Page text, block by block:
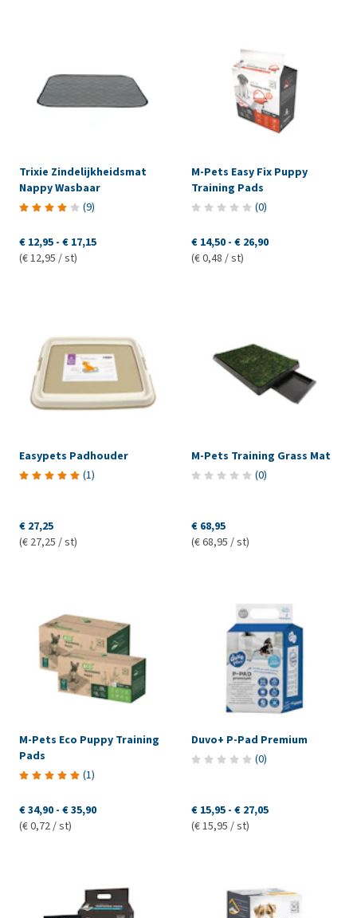
Trixie Zindelijkheidsmat
Nappy Wasbaar
(9)
€ 12,95 - € 17,15
(€ 12,95 / st)
M-Pets Easy Fix Puppy
Training Pads
(0)
€ 14,50 - € 26,90
(€ 0,48 / st)
Easypets Padhouder
(1)
€ 27,25
(€ 27,25 / st)
M-Pets Training Grass Mat
(0)
€ 68,95
(€ 68,95 / st)
M-Pets Eco Puppy Training
Pads
(1)
€ 34,90 - € 35,90
(€ 0,72 / st)
Duvo+ P-Pad Premium
(0)
€ 15,95 - € 27,05
(€ 15,95 / st)